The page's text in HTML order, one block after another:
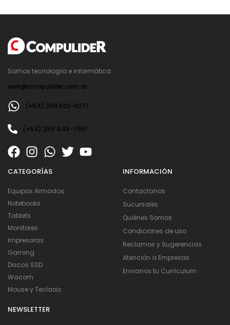
Somos tecnología e informática
web@compulider.com.ar
(+54) 299 522-0271
(+54) 299 448-7991
CATEGORÍAS
Equipos Armados
Notebooks
Tablets
Monitores
Impresoras
Gaming
Discos SSD
Wacom
Mouse y Teclado
INFORMACIÓN
Contactanos
Sucursales
Quiénes Somos
Condiciones de uso
Reclamos y Sugerencias
Atención a Empresas
Envianos tu Currículum
NEWSLETTER